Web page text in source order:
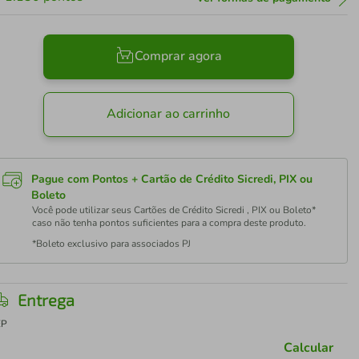
Comprar agora
Adicionar ao carrinho
Pague com Pontos + Cartão de Crédito Sicredi, PIX ou
Boleto
Você pode utilizar seus Cartões de Crédito Sicredi , PIX ou Boleto*
caso não tenha pontos suficientes para a compra deste produto.
*Boleto exclusivo para associados PJ
Entrega
Calcular